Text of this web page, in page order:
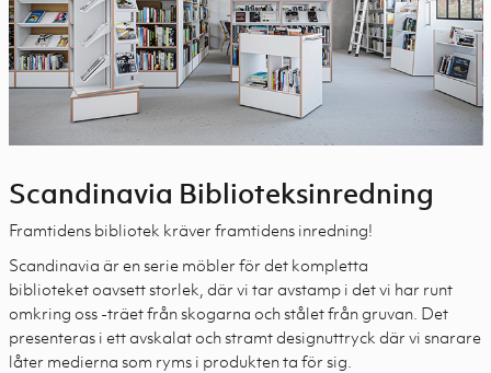
Scandinavia Biblioteksinredning
Framtidens bibliotek kräver framtidens inredning!
Scandinavia är en serie möbler för det kompletta
biblioteket oavsett storlek, där vi tar avstamp i det vi har runt
omkring oss -träet från skogarna och stålet från gruvan. Det
presenteras i ett avskalat och stramt designuttryck där vi snarare
låter medierna som ryms i produkten ta för sig.